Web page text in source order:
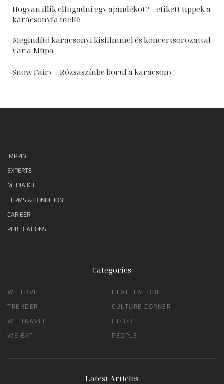
Hogyan illik elfogadni egy ajándékot? – etikett tippek a
karácsonyfa mellé
Megindító karácsonyi kisfilmmel és koncertsorozattal
vár a Müpa
Snow Fairy – Rózsaszínbe borul a karácsony!
IMPRINT
EXPERTS
MEDIA KIT
TERMS & CONDITIONS
CARIEER
PUBLICATIONS
Categories
WE!LOVE
TRENDER
WE!TRAVEL
WE!EAT
HEALTH&SOUL
CULTURE CORNER
GO OUT
PEOPLE
Latest Articles